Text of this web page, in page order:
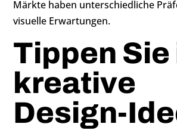
Märkte haben unterschiedliche
visuelle Erwartungen.
Tippen Sie
kreative
Design-